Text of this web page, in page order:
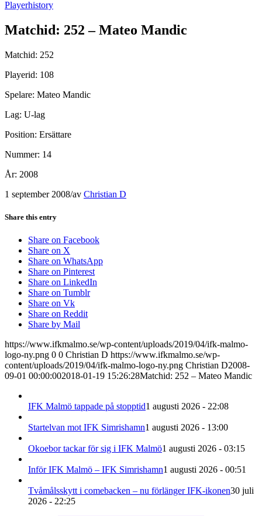
Playerhistory
Matchid: 252 – Mateo Mandic
Matchid: 252
Playerid: 108
Spelare: Mateo Mandic
Lag: U-lag
Position: Ersättare
Nummer: 14
År: 2008
1 september 2008/av Christian D
Share this entry
Share on Facebook
Share on X
Share on WhatsApp
Share on Pinterest
Share on LinkedIn
Share on Tumblr
Share on Vk
Share on Reddit
Share by Mail
https://www.ifkmalmo.se/wp-content/uploads/2019/04/ifk-malmo-
logo-ny.png 0 0 Christian D https://www.ifkmalmo.se/wp-
content/uploads/2019/04/ifk-malmo-logo-ny.png Christian D2008-
09-01 00:00:002018-01-19 15:26:28Matchid: 252 – Mateo Mandic
IFK Malmö tappade på stopptid1 augusti 2026 - 22:08
Startelvan mot IFK Simrishamn1 augusti 2026 - 13:00
Okoebor tackar för sig i IFK Malmö1 augusti 2026 - 03:15
Inför IFK Malmö – IFK Simrishamn1 augusti 2026 - 00:51
Tvåmålsskytt i comebacken – nu förlänger IFK-ikonen30 juli
2026 - 22:25